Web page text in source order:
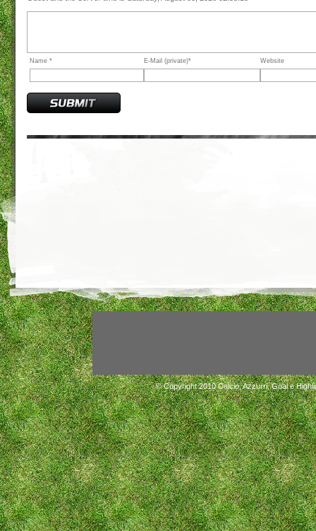
Name * E-Mail (private)* Website
© Copyright 2010Calcio, Azzurri, Goal e